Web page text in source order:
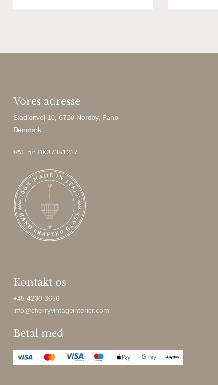
Vores adresse
Stadionvej 10, 6720 Nordby, Fanø
Denmark
VAT nr: DK37351237
Kontakt os
+45 4230 3656
info@cherryvintageinterior.com
Betal med